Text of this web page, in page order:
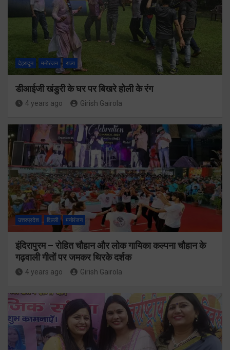
देहरादून मनोरंजन राज्य
डीआईजी खंडुरी के घर पर बिखरे होली के रंग
4 years ago Girish Gairola
उत्तरप्रदेश दिल्ली मनोरंजन
इंदिरापुरम – रोहित चौहान और लोक गायिका कल्पना चौहान के
गढ़वाली गीतों पर जमकर थिरके दर्शक
4 years ago Girish Gairola